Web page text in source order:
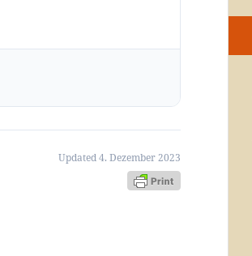
Updated 4. Dezember 2023